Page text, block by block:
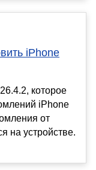
iPhone
которое
iPhone
от
на устройстве.